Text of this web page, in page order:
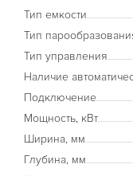
Тип емкости
Тип
Тип управления
Наличие
Подключение
Мощность, кВт
Ширина, мм
Глубина, мм